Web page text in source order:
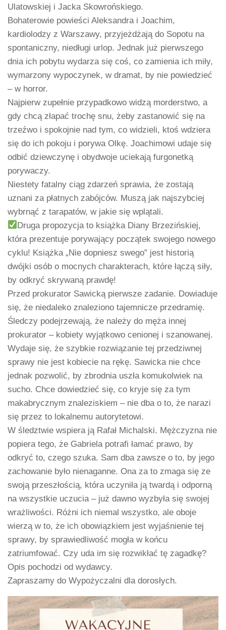
Ulatowskiej i Jacka Skowrońskiego.
Bohaterowie powieści Aleksandra i Joachim,
kardiolodzy z Warszawy, przyjeżdżają do Sopotu na
spontaniczny, niedługi urlop. Jednak już pierwszego
dnia ich pobytu wydarza się coś, co zamienia ich miły,
wymarzony wypoczynek, w dramat, by nie powiedzieć
– w horror.
Najpierw zupełnie przypadkowo widzą morderstwo, a
gdy chcą złapać trochę snu, żeby zastanowić się na
trzeźwo i spokojnie nad tym, co widzieli, ktoś wdziera
się do ich pokoju i porywa Olkę. Joachimowi udaje się
odbić dziewczynę i obydwoje uciekają furgonetką
porywaczy.
Niestety fatalny ciąg zdarzeń sprawia, że zostają
uznani za płatnych zabójców. Muszą jak najszybciej
wybrnąć z tarapatów, w jakie się wplątali.
Druga propozycja to książka Diany Brzezińskiej,
która prezentuje porywający początek swojego nowego
cyklu! Książka „Nie dopniesz swego” jest historią
dwójki osób o mocnych charakterach, które łączą siły,
by odkryć skrywaną prawdę!
Przed prokurator Sawicką pierwsze zadanie. Dowiaduje
się, że niedaleko znaleziono tajemnicze przedramię.
Śledczy podejrzewają, że należy do męża innej
prokurator – kobiety wyjątkowo cenionej i szanowanej.
Wydaje się, że szybkie rozwiązanie tej przedziwnej
sprawy nie jest kobiecie na rękę. Sawicka nie chce
jednak pozwolić, by zbrodnia uszła komukolwiek na
sucho. Chce dowiedzieć się, co kryje się za tym
makabrycznym znaleziskiem – nie dba o to, że narazi
się przez to lokalnemu autorytetowi.
W śledztwie wspiera ją Rafał Michalski. Mężczyzna nie
popiera tego, że Gabriela potrafi łamać prawo, by
odkryć to, czego szuka. Sam dba zawsze o to, by jego
zachowanie było nienaganne. Ona za to zmaga się ze
swoją przeszłością, która uczyniła ją twardą i odporną
na wszystkie uczucia – już dawno wyzbyła się swojej
wrażliwości. Różni ich niemal wszystko, ale oboje
wierzą w to, że ich obowiązkiem jest wyjaśnienie tej
sprawy, by sprawiedliwość mogła w końcu
zatriumfować. Czy uda im się rozwikłać tę zagadkę?
Opis pochodzi od wydawcy.
Zapraszamy do Wypożyczalni dla dorosłych.